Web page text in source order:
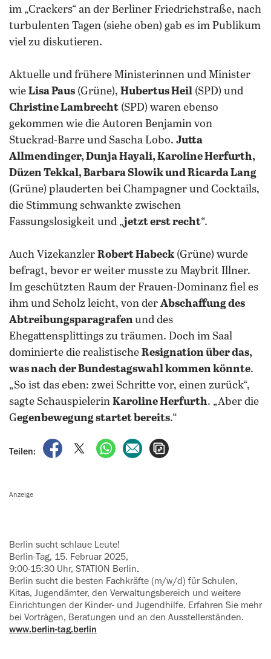
im „Crackers“ an der Berliner Friedrichstraße, nach
turbulenten Tagen (siehe oben) gab es im Publikum
viel zu diskutieren.
Aktuelle und frühere Ministerinnen und Minister
wie Lisa Paus (Grüne), Hubertus Heil (SPD) und
Christine Lambrecht (SPD) waren ebenso
gekommen wie die Autoren Benjamin von
Stuckrad-Barre und Sascha Lobo. Jutta
Allmendinger, Dunja Hayali, Karoline Herfurth,
Düzen Tekkal, Barbara Slowik und Ricarda Lang
(Grüne) plauderten bei Champagner und Cocktails,
die Stimmung schwankte zwischen
Fassungslosigkeit und „jetzt erst recht“.
Auch Vizekanzler Robert Habeck(Grüne) wurde
befragt, bevor er weiter musste zu Maybrit Illner.
Im geschützten Raum der Frauen-Dominanz fiel es
ihm und Scholz leicht, von der Abschaffung des
Abtreibungsparagrafenund des
Ehegattensplittings zu träumen. Doch im Saal
dominierte die realistische Resignation über das,
was nach der Bundestagswahl kommen könnte.
„So ist das eben: zwei Schritte vor, einen zurück“,
sagte Schauspielerin Karoline Herfurth. „Aber die
Gegenbewegung startet bereits.“
Teilen:
auf Facebook teilen
auf X teilenper WhatsApp teilen
per E-Mail teilen
Anzeige
Berlin sucht schlaue Leute!
Berlin-Tag, 15. Februar 2025,
9:00-15:30 Uhr, STATION Berlin.
Berlin sucht die besten Fachkräfte (m/w/d) für Schulen,
Kitas, Jugend­äm‍ter, den Verwaltungsbereich und ‍weitere
Einrichtungen der Kinder- und Jugendhilfe. Erfahren Sie mehr
bei Vorträgen, Beratungen und an den Ausstellerständen.
www.berlin-tag.berlin